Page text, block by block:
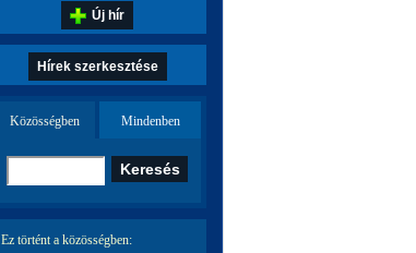
Új hír
Hírek szerkesztése
Közösségben Mindenben
Ez történt a közösségben: